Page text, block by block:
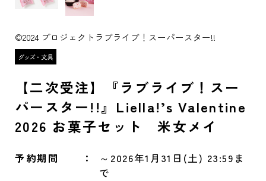
©2024 プロジェクトラブライブ！スーパースター!!
【二次受注】『ラブライブ！スー
パースター!!』Liella!’s Valentine
2026 お菓子セット 米女メイ
予約期間
～2026年1月31日(土) 23:59ま
で